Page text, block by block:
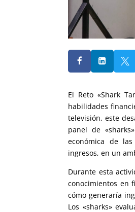
  
El Reto «Shark
habilidades
televisión, este
panel de
económica de
ingresos, en un
Durante esta
conocimientos en
cómo generaría
Los «sharks»